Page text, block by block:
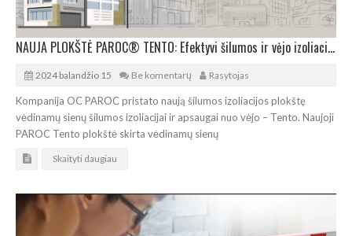
NAUJA PLOKŠTĖ PAROC® TENTO: Efektyvi šilumos ir vėjo izoliacija vėdinamoms sienoms
2024 balandžio 15 Be komentarų Rasytojas
Kompanija OC PAROC pristato naują šilumos izoliacijos plokštę
vėdinamų sienų šilumos izoliacijai ir apsaugai nuo vėjo – Tento. Naujoji
PAROC Tento plokštė skirta vėdinamų sienų
Skaityti daugiau